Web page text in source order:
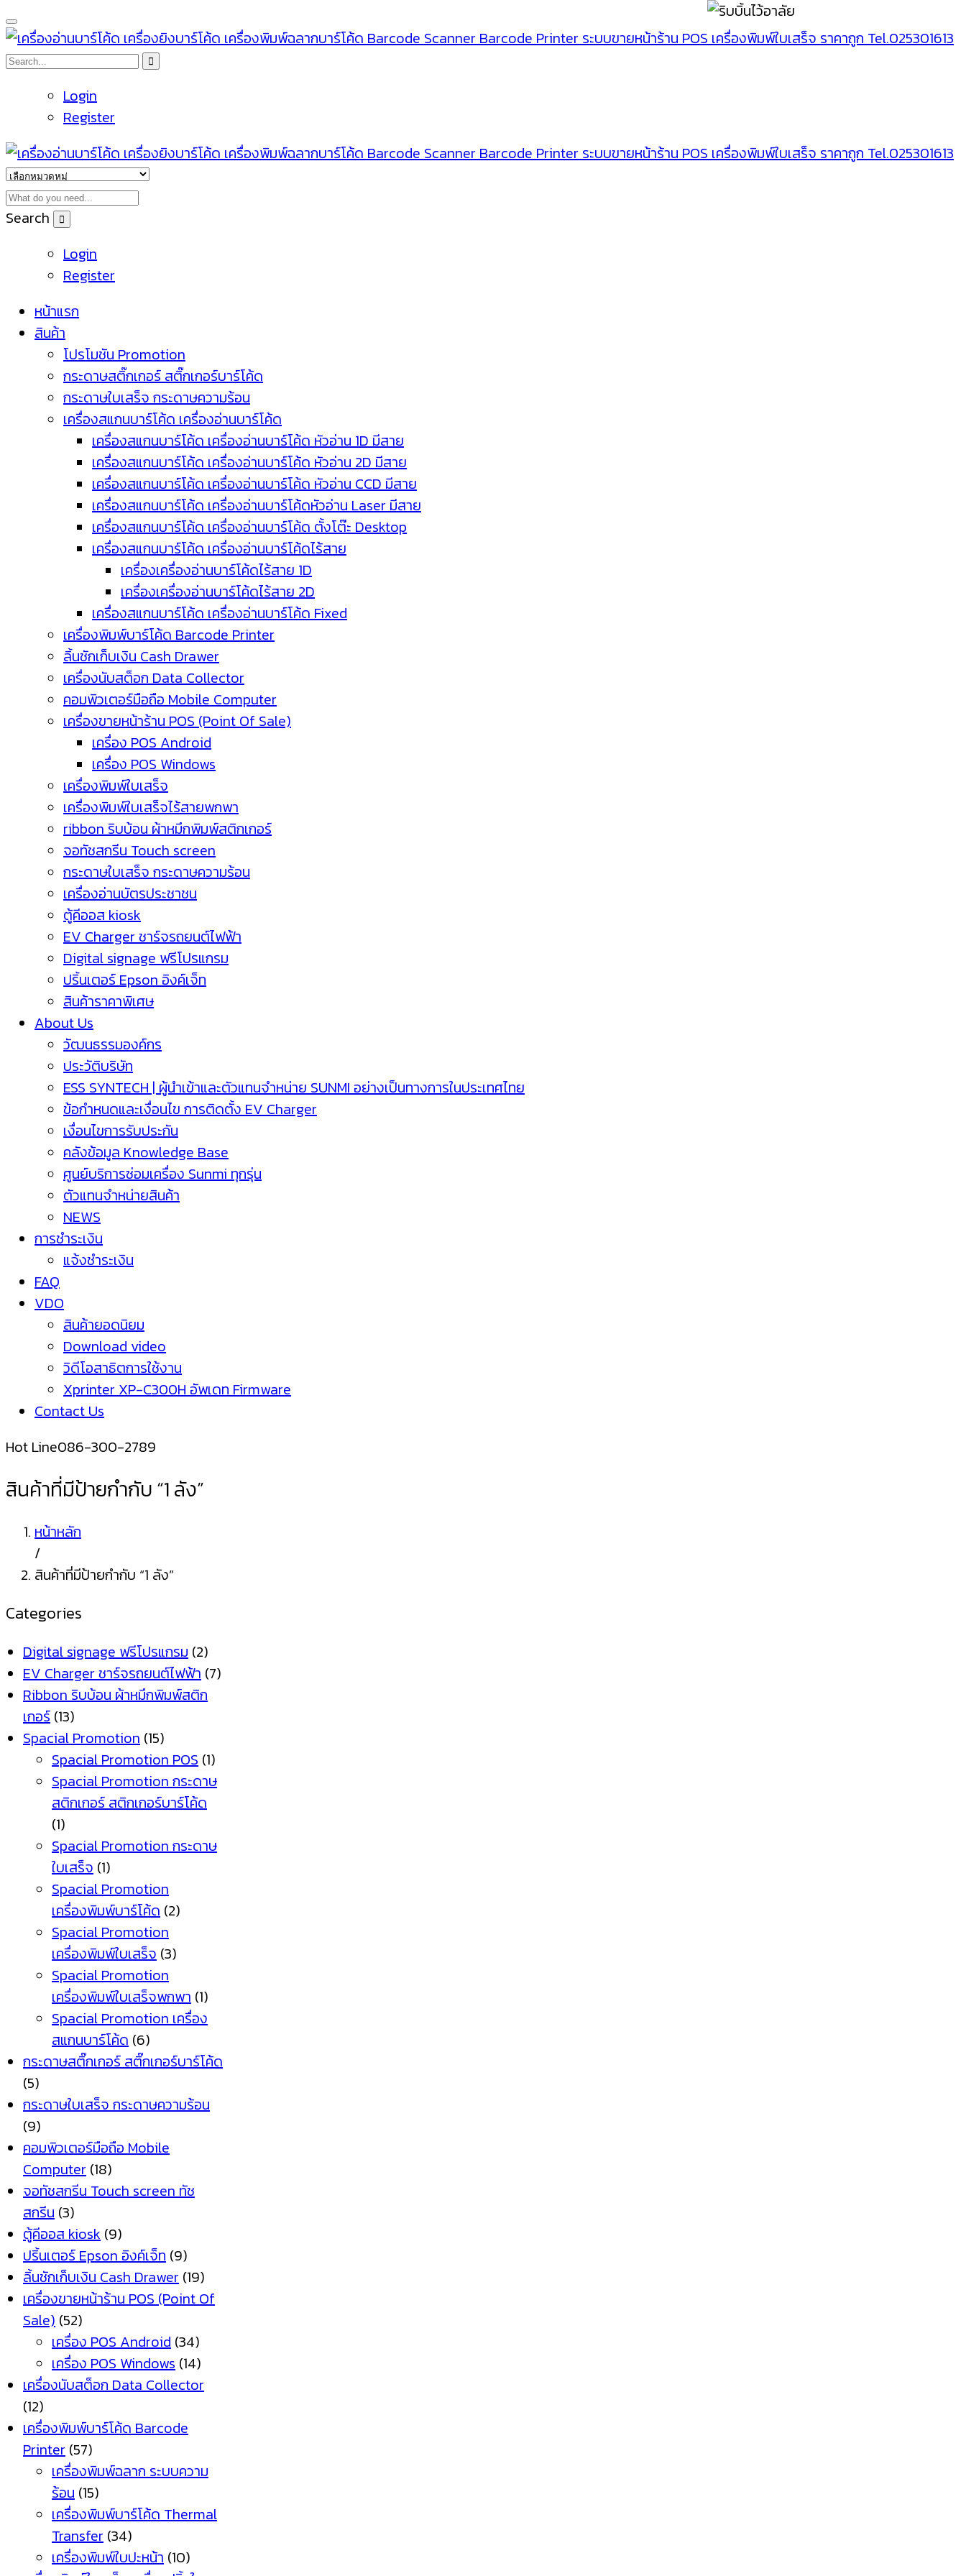
Login
Register
Search
Login
Register
หน้าแรก
สินค้า
โปรโมชัน Promotion
กระดาษสติ๊กเกอร์ สติ๊กเกอร์บาร์โค้ด
กระดาษใบเสร็จ กระดาษความร้อน
เครื่องสแกนบาร์โค้ด เครื่องอ่านบาร์โค้ด
เครื่องสแกนบาร์โค้ด เครื่องอ่านบาร์โค้ด หัวอ่าน 1D มีสาย
เครื่องสแกนบาร์โค้ด เครื่องอ่านบาร์โค้ด หัวอ่าน 2D มีสาย
เครื่องสแกนบาร์โค้ด เครื่องอ่านบาร์โค้ด หัวอ่าน CCD มีสาย
เครื่องสแกนบาร์โค้ด เครื่องอ่านบาร์โค้ดหัวอ่าน Laser มีสาย
เครื่องสแกนบาร์โค้ด เครื่องอ่านบาร์โค้ด ตั้งโต๊ะ Desktop
เครื่องสแกนบาร์โค้ด เครื่องอ่านบาร์โค้ดไร้สาย
เครื่องเครื่องอ่านบาร์โค้ดไร้สาย 1D
เครื่องเครื่องอ่านบาร์โค้ดไร้สาย 2D
เครื่องสแกนบาร์โค้ด เครื่องอ่านบาร์โค้ด Fixed
เครื่องพิมพ์บาร์โค้ด Barcode Printer
ลิ้นชักเก็บเงิน Cash Drawer
เครื่องนับสต็อก Data Collector
คอมพิวเตอร์มือถือ Mobile Computer
เครื่องขายหน้าร้าน POS (Point Of Sale)
เครื่อง POS Android
เครื่อง POS Windows
เครื่องพิมพ์ใบเสร็จ
เครื่องพิมพ์ใบเสร็จไร้สายพกพา
ribbon ริบบ้อน ผ้าหมึกพิมพ์สติกเกอร์
จอทัชสกรีน Touch screen
กระดาษใบเสร็จ กระดาษความร้อน
เครื่องอ่านบัตรประชาชน
ตู้คีออส kiosk
EV Charger ชาร์จรถยนต์ไฟฟ้า
Digital signage ฟรีโปรแกรม
ปริ้นเตอร์ Epson อิงค์เจ็ท
สินค้าราคาพิเศษ
About Us
วัฒนธรรมองค์กร
ประวัติบริษัท
ESS SYNTECH | ผู้นำเข้าและตัวแทนจำหน่าย SUNMI อย่างเป็นทางการในประเทศไทย
ข้อกำหนดและเงื่อนไข การติดตั้ง EV Charger
เงื่อนไขการรับประกัน
คลังข้อมูล Knowledge Base
ศูนย์บริการซ่อมเครื่อง Sunmi ทุกรุ่น
ตัวแทนจำหน่ายสินค้า
NEWS
การชำระเงิน
แจ้งชำระเงิน
FAQ
VDO
สินค้ายอดนิยม
Download video
วิดีโอสาธิตการใช้งาน
Xprinter XP-C300H อัพเดท Firmware
Contact Us
Hot Line086-300-2789
สินค้าที่มีป้ายกำกับ “1 ลัง”
หน้าหลัก
/
สินค้าที่มีป้ายกำกับ “1 ลัง”
Categories
Digital signage ฟรีโปรแกรม (2)
EV Charger ชาร์จรถยนต์ไฟฟ้า (7)
Ribbon ริบบ้อน ผ้าหมึกพิมพ์สติก
เกอร์ (13)
Spacial Promotion (15)
Spacial Promotion POS (1)
Spacial Promotion กระดาษ
สติกเกอร์ สติกเกอร์บาร์โค้ด
(1)
Spacial Promotion กระดาษ
ใบเสร็จ (1)
Spacial Promotion
เครื่องพิมพ์บาร์โค้ด (2)
Spacial Promotion
เครื่องพิมพ์ใบเสร็จ (3)
Spacial Promotion
เครื่องพิมพ์ใบเสร็จพกพา (1)
Spacial Promotion เครื่อง
สแกนบาร์โค้ด (6)
กระดาษสติ๊กเกอร์ สติ๊กเกอร์บาร์โค้ด
(5)
กระดาษใบเสร็จ กระดาษความร้อน
(9)
คอมพิวเตอร์มือถือ Mobile
Computer (18)
จอทัชสกรีน Touch screen ทัช
สกรีน (3)
ตู้คีออส kiosk (9)
ปริ้นเตอร์ Epson อิงค์เจ็ท (9)
ลิ้นชักเก็บเงิน Cash Drawer (19)
เครื่องขายหน้าร้าน POS (Point Of
Sale) (52)
เครื่อง POS Android (34)
เครื่อง POS Windows (14)
เครื่องนับสต็อก Data Collector
(12)
เครื่องพิมพ์บาร์โค้ด Barcode
Printer (57)
เครื่องพิมพ์ฉลาก ระบบความ
ร้อน (15)
เครื่องพิมพ์บาร์โค้ด Thermal
Transfer (34)
เครื่องพิมพ์ใบปะหน้า (10)